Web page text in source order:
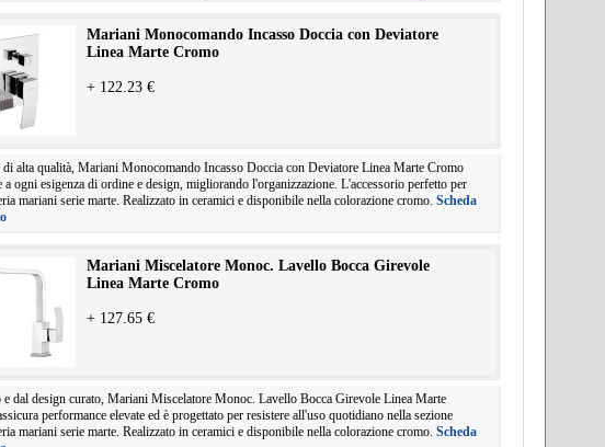
Mariani Monocomando Incasso Doccia con Deviatore
Linea Marte Cromo
+ 122.23 €
di alta qualità, Mariani Monocomando Incasso Doccia con Deviatore Linea Marte Cromo
a ogni esigenza di ordine e design, migliorando l'organizzazione. L'accessorio perfetto per
mariani serie marte. Realizzato in ceramici e disponibile nella colorazione cromo. Scheda
Mariani Miscelatore Monoc. Lavello Bocca Girevole
Linea Marte Cromo
+ 127.65 €
e dal design curato, Mariani Miscelatore Monoc. Lavello Bocca Girevole Linea Marte
performance elevate ed è progettato per resistere all'uso quotidiano nella sezione
mariani serie marte. Realizzato in ceramici e disponibile nella colorazione cromo. Scheda